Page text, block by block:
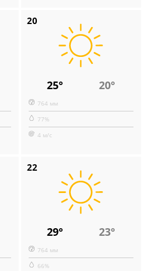
20
25° 20°
764 мм
77%
4 м/с
22
29° 23°
764 мм
66%